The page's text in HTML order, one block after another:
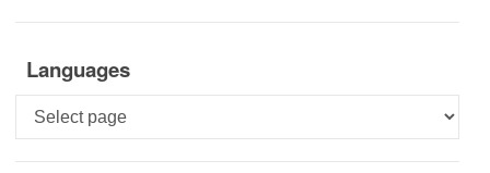
Languages
Languages